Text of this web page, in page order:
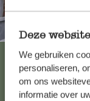
Deze
We gebruiken
personaliseren,
om ons
informatie over
Voir les 62